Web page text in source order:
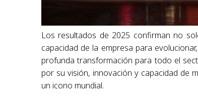
Los resultados de 2025 confirman no
capacidad de la empresa para
profunda transformación para todo el
por su visión, innovación y capacidad de
un icono mundial.